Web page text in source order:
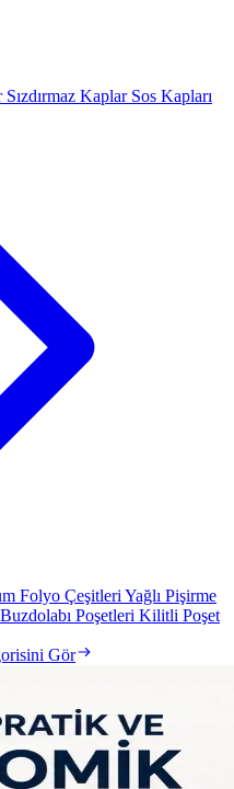
Sızdırmaz Kaplar Sos Kapları
Folyo Çeşitleri Yağlı Pişirme
Buzdolabı Poşetleri Kilitli Poşet
Gör